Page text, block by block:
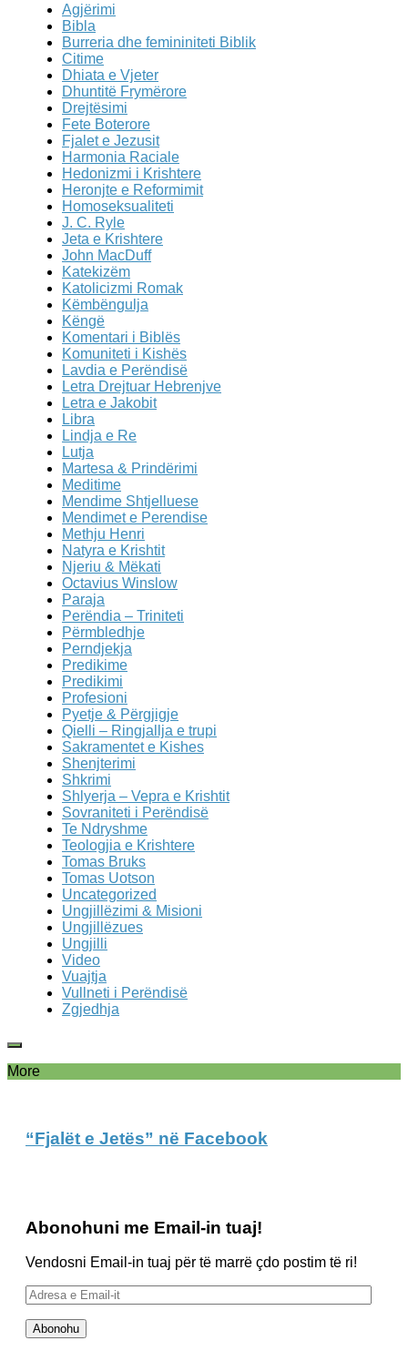
Agjërimi
Bibla
Burreria dhe femininiteti Biblik
Citime
Dhiata e Vjeter
Dhuntitë Frymërore
Drejtësimi
Fete Boterore
Fjalet e Jezusit
Harmonia Raciale
Hedonizmi i Krishtere
Heronjte e Reformimit
Homoseksualiteti
J. C. Ryle
Jeta e Krishtere
John MacDuff
Katekizëm
Katolicizmi Romak
Këmbëngulja
Këngë
Komentari i Biblës
Komuniteti i Kishës
Lavdia e Perëndisë
Letra Drejtuar Hebrenjve
Letra e Jakobit
Libra
Lindja e Re
Lutja
Martesa & Prindërimi
Meditime
Mendime Shtjelluese
Mendimet e Perendise
Methju Henri
Natyra e Krishtit
Njeriu & Mëkati
Octavius Winslow
Paraja
Perëndia – Triniteti
Përmbledhje
Perndjekja
Predikime
Predikimi
Profesioni
Pyetje & Përgjigje
Qielli – Ringjallja e trupi
Sakramentet e Kishes
Shenjterimi
Shkrimi
Shlyerja – Vepra e Krishtit
Sovraniteti i Perëndisë
Te Ndryshme
Teologjia e Krishtere
Tomas Bruks
Tomas Uotson
Uncategorized
Ungjillëzimi & Misioni
Ungjillëzues
Ungjilli
Video
Vuajtja
Vullneti i Perëndisë
Zgjedhja
More
“Fjalët e Jetës” në Facebook
Abonohuni me Email-in tuaj!
Vendosni Email-in tuaj për të marrë çdo postim të ri!
Adresa
e
Email-
it
Abonohu